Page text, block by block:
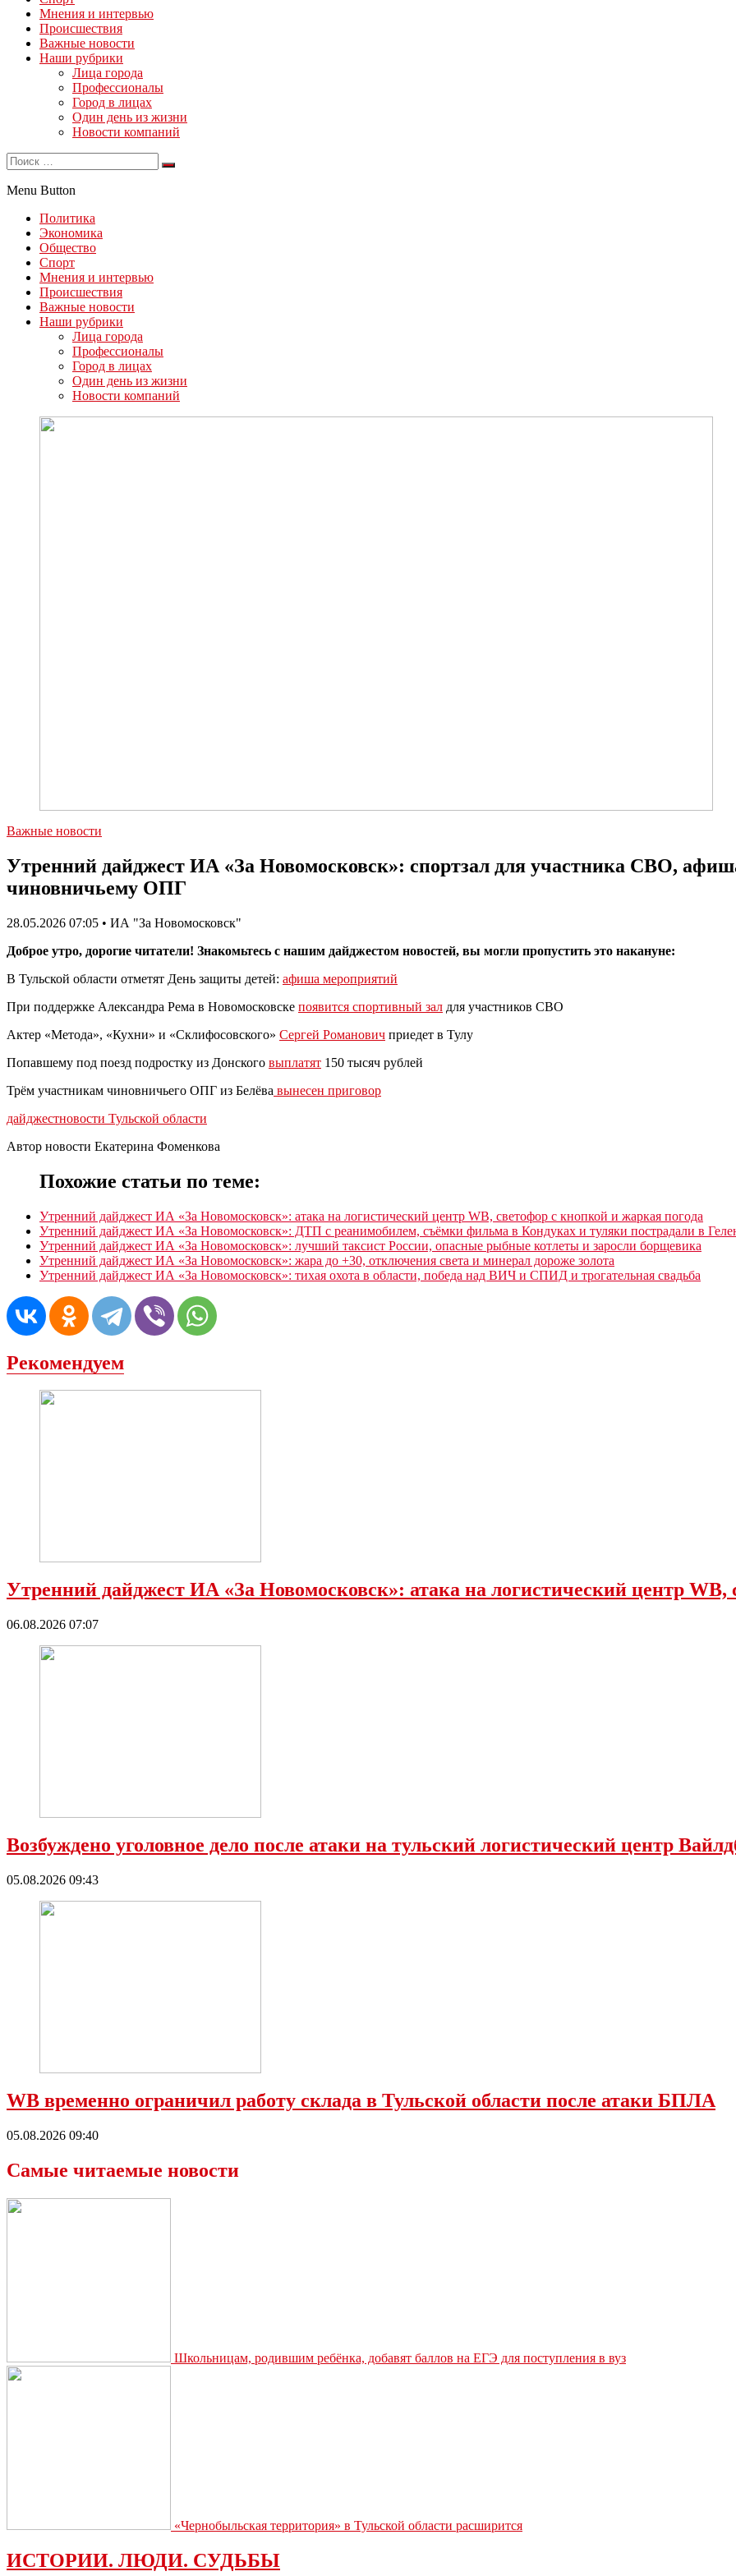
Мнения и интервью
Происшествия
Важные новости
Наши рубрики
Лица города
Профессионалы
Город в лицах
Один день из жизни
Новости компаний
Menu Button
Политика
Экономика
Общество
Спорт
Мнения и интервью
Происшествия
Важные новости
Наши рубрики
Лица города
Профессионалы
Город в лицах
Один день из жизни
Новости компаний
Важные новости
Утренний дайджест ИА «За Новомосковск»: спортзал для участника СВО,
чиновничьему ОПГ
28.05.2026 07:05 • ИА "За Новомосковск"
Доброе утро, дорогие читатели! Знакомьтесь с нашим дайджестом новостей, вы могли пропустить это накануне:
В Тульской области отметят День защиты детей: афиша мероприятий
При поддержке Александра Рема в Новомосковске появится спортивный зал для участников СВО
Актер «Метода», «Кухни» и «Склифосовского» Сергей Романович приедет в Тулу
Попавшему под поезд подростку из Донского выплатят 150 тысяч рублей
Трём участникам чиновничьего ОПГ из Белёва вынесен приговор
дайджестновости Тульской области
Автор новости Екатерина Фоменкова
Похожие статьи по теме:
Утренний дайджест ИА «За Новомосковск»: атака на логистический центр WB, светофор с кнопкой и жаркая погода
Утренний дайджест ИА «За Новомосковск»: ДТП с реанимобилем, съёмки фильма в Кондуках и туляки пострадали в
Утренний дайджест ИА «За Новомосковск»: лучший таксист России, опасные рыбные котлеты и заросли борщевика
Утренний дайджест ИА «За Новомосковск»: жара до +30, отключения света и минерал дороже золота
Утренний дайджест ИА «За Новомосковск»: тихая охота в области, победа над ВИЧ и СПИД и трогательная свадьба
Рекомендуем
Утренний дайджест ИА «За Новомосковск»: атака на логистический центр WB,
06.08.2026 07:07
Возбуждено уголовное дело после атаки на тульский логистический центр
05.08.2026 09:43
WB временно ограничил работу склада в Тульской области после атаки БПЛА
05.08.2026 09:40
Самые читаемые новости
Школьницам, родившим ребёнка, добавят баллов на ЕГЭ для поступления в вуз
«Чернобыльская территория» в Тульской области расширится
ИСТОРИИ. ЛЮДИ. СУДЬБЫ